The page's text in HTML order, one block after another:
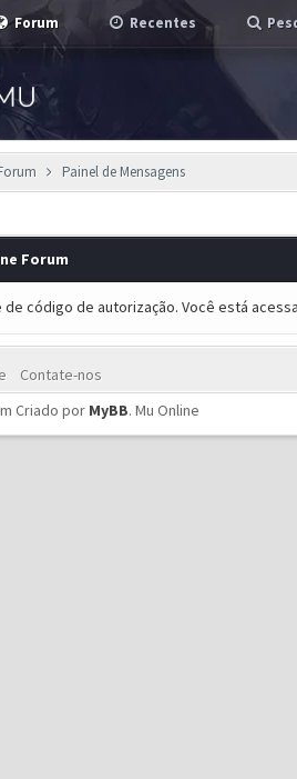
Forum Recentes
Painel de Mensagens
Forum
código de autorização. Você está
Contate-nos
Criado por MyBB. Mu Online